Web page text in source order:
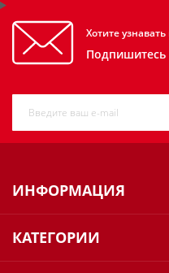
Хотите
ИНФОРМАЦИЯ
КАТЕГОРИИ